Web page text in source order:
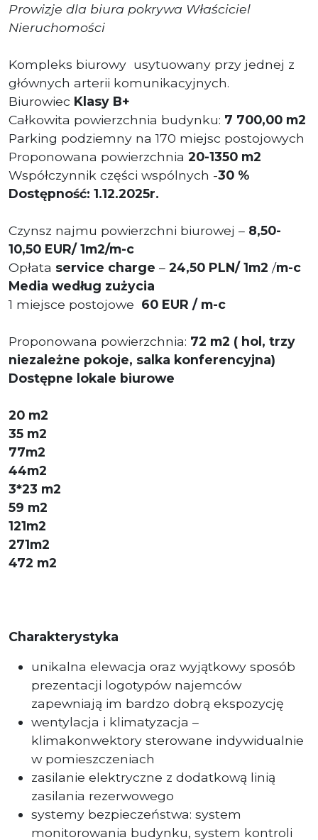
Prowizje dla biura pokrywa Właściciel
Nieruchomości
Kompleks biurowy usytuowany przy jednej z
głównych arterii komunikacyjnych.
Biurowiec Klasy B+
Całkowita powierzchnia budynku: 7 700,00 m2
Parking podziemny na 170 miejsc postojowych
Proponowana powierzchnia 20-1350 m2
Współczynnik części wspólnych -30 %
Dostępność: 1.12.2025r.
Czynsz najmu powierzchni biurowej – 8,50-
10,50 EUR/ 1m2/m-c
Opłata service charge – 24,50 PLN/ 1m2 /m-c
Media według zużycia
1 miejsce postojowe 60 EUR / m-c
Proponowana powierzchnia: 72 m2 ( hol, trzy
niezależne pokoje, salka konferencyjna)
Dostępne lokale biurowe
20 m2
35 m2
77m2
44m2
3*23 m2
59 m2
121m2
271m2
472 m2
Charakterystyka
unikalna elewacja oraz wyjątkowy sposób
prezentacji logotypów najemców
zapewniają im bardzo dobrą ekspozycję
wentylacja i klimatyzacja –
klimakonwektory sterowane indywidualnie
w pomieszczeniach
zasilanie elektryczne z dodatkową linią
zasilania rezerwowego
systemy bezpieczeństwa: system
monitorowania budynku, system kontroli